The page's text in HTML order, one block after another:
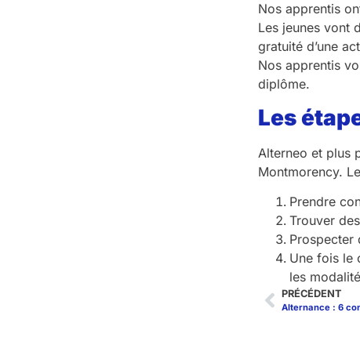
Nos apprentis
Les jeunes vont
gratuité d’une
Nos apprentis
diplôme.
Les
Alterneo et plus
Montmorency.
Prendre
Trouver
Prospecter
Une fois le
les
PRÉCÉDENT
Alternance : 6